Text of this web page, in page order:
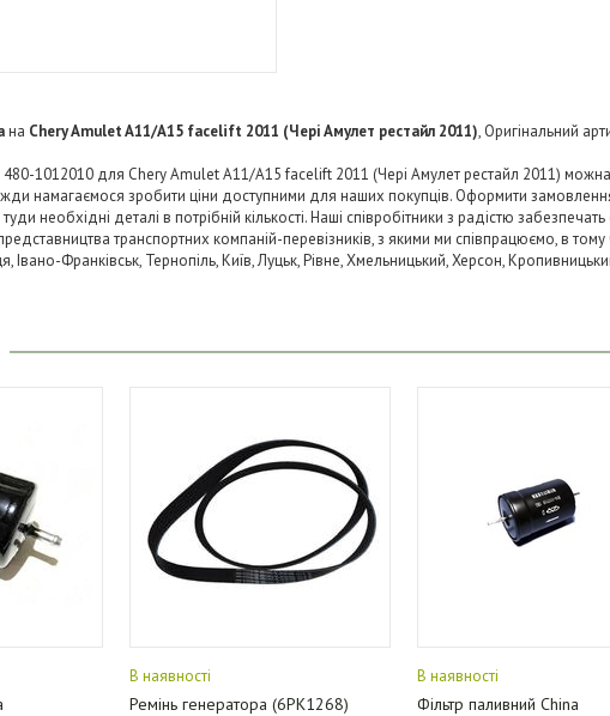
на Chery Amulet A11/A15 facelift 2011 (Чері Амулет рестайл 2011), Оригінальний
1012010 для Chery Amulet A11/A15 facelift 2011 (Чері Амулет рестайл 2011) можна
намагаємося зробити ціни доступними для наших покупців. Оформити
необхідні деталі в потрібній кількості. Наші співробітники з радістю
транспортних компаній-перевізників, з якими ми співпрацюємо, в
Івано-Франківськ, Тернопіль, Київ, Луцьк, Рівне, Хмельницький, Херсон,
В наявності
Ремінь генератора (6PK1268)
В наявності
Фільтр паливний China